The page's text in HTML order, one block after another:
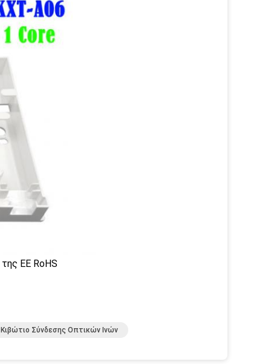
ΕΕ RoHS
Κιβώτιο Σύνδεσης Οπτικών Ινών